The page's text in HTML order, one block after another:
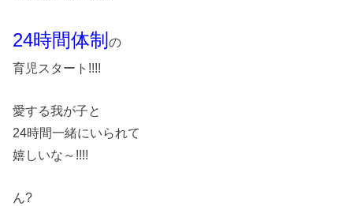
24時間体制の
育児スタート!!!!
愛する我が子と
24時間一緒にいられて
嬉しいな～!!!!
ん?